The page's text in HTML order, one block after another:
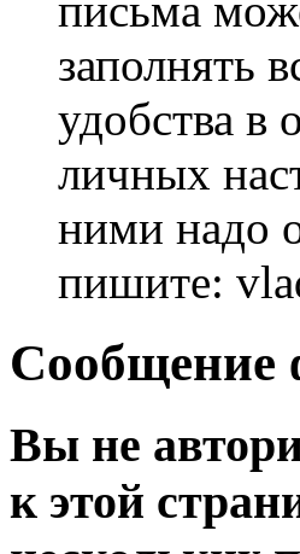
заполнять
удобства в
личных
ними надо
пишите:
Сообщение
Вы не
к этой